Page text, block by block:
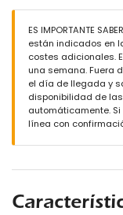
barbacoa
zona de estar al
4 plazas de
terraza en la
Más información
pueblo más
ribera o costa
kilómetros de la
kilómetros de la
de la villa)
ES IMPORTANTE
están indicados en
costes adicionales.
una semana. Fuera
el día de llegada y
disponibilidad de
automáticamente.
línea con